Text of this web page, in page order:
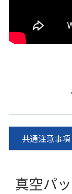
共通注意事項
真空パ